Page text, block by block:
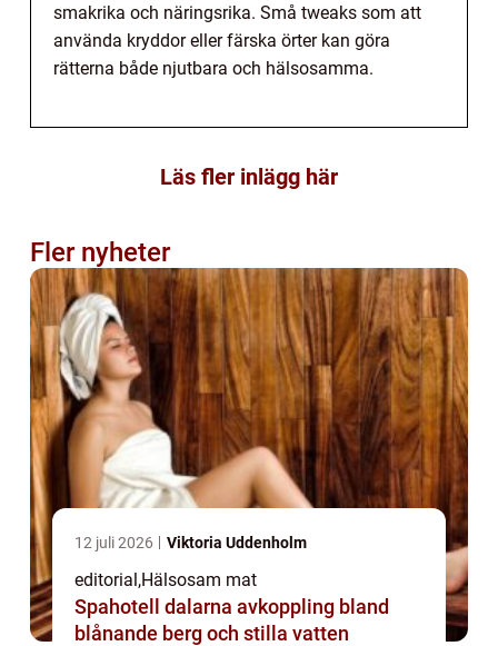
smakrika och näringsrika. Små tweaks som att
använda kryddor eller färska örter kan göra
rätterna både njutbara och hälsosamma.
Läs fler inlägg här
Fler nyheter
12 juli 2026 Viktoria Uddenholm
editorial,Hälsosam mat
Spahotell dalarna avkoppling bland
blånande berg och stilla vatten